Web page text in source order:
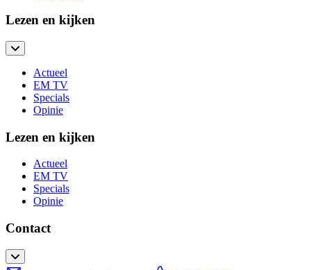
Lezen en kijken
Actueel
EM TV
Specials
Opinie
Lezen en kijken
Actueel
EM TV
Specials
Opinie
Contact